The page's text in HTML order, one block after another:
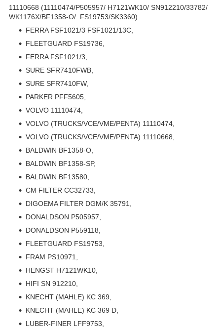
11110668 (11110474/P505957/ H7121WK10/ SN912210/33782/
WK1176X/BF1358-O/ FS19753/SK3360)
FERRA FSF1021/3 FSF1021/13C,
FLEETGUARD FS19736,
FERRA FSF1021/3,
SURE SFR7410FWB,
SURE SFR7410FW,
PARKER PFF5605,
VOLVO 11110474,
VOLVO (TRUCKS/VCE/VME/PENTA) 11110474,
VOLVO (TRUCKS/VCE/VME/PENTA) 11110668,
BALDWIN BF1358-O,
BALDWIN BF1358-SP,
BALDWIN BF13580,
CM FILTER CC32733,
DIGOEMA FILTER DGM/K 35791,
DONALDSON P505957,
DONALDSON P559118,
FLEETGUARD FS19753,
FRAM PS10971,
HENGST H7121WK10,
HIFI SN 912210,
KNECHT (MAHLE) KC 369,
KNECHT (MAHLE) KC 369 D,
LUBER-FINER LFF9753,